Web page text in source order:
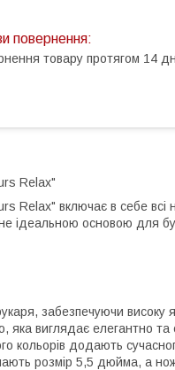
товару протягом 14
Relax"
Relax" включає в себе всі
ідеальною основою для
забезпечуючи високу
виглядає елегантно та
кольорів додають
розмір 5,5 дюйма, а